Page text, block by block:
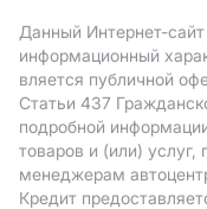
Данный Интернет-
информационный
вляется публичной
Статьи 437
подробной
товаров и (или)
менеджерам
Кредит